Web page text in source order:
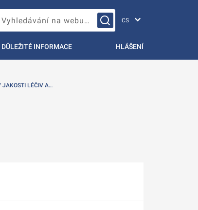
Vyhledávání na webu…
DŮLEŽITÉ INFORMACE HLÁŠENÍ
JAKOSTI LÉČIV A…